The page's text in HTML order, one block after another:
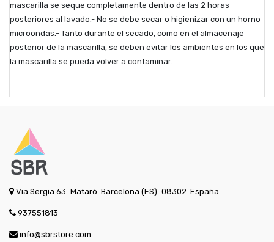
mascarilla se seque completamente dentro de las 2 horas
posteriores al lavado.- No se debe secar o higienizar con un horno
microondas.- Tanto durante el secado, como en el almacenaje
posterior de la mascarilla, se deben evitar los ambientes en los que
la mascarilla se pueda volver a contaminar.
Via Sergia 63 Mataró Barcelona (ES) 08302 España
937551813
info@sbrstore.com